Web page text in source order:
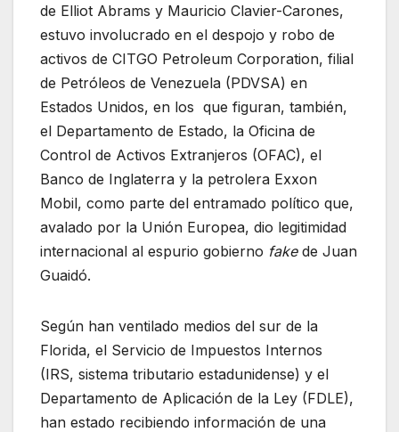
de Elliot Abrams y Mauricio Clavier-Carones,
estuvo involucrado en el despojo y robo de
activos de CITGO Petroleum Corporation, filial
de Petróleos de Venezuela (PDVSA) en
Estados Unidos, en los que figuran, también,
el Departamento de Estado, la Oficina de
Control de Activos Extranjeros (OFAC), el
Banco de Inglaterra y la petrolera Exxon
Mobil, como parte del entramado político que,
avalado por la Unión Europea, dio legitimidad
internacional al espurio gobierno fakede Juan
Guaidó.
Según han ventilado medios del sur de la
Florida, el Servicio de Impuestos Internos
(IRS, sistema tributario estadunidense) y el
Departamento de Aplicación de la Ley (FDLE),
han estado recibiendo información de una